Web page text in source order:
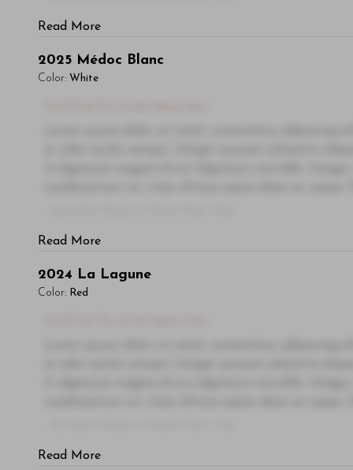
Read More
2025 Médoc Blanc
Color: White
ac odio iaculis semper. Integer posuere pharetra
condimentum mi, vitae ultrices quam diam ac
Read More
2024 La Lagune
Color: Red
ac odio iaculis semper. Integer posuere pharetra
condimentum mi, vitae ultrices quam diam ac
Read More